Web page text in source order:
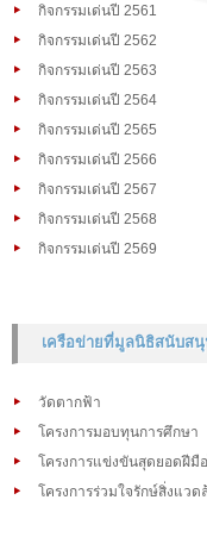
กิจกรรมเด่นปี 2561
กิจกรรมเด่นปี 2562
กิจกรรมเด่นปี 2563
กิจกรรมเด่นปี 2564
กิจกรรมเด่นปี 2565
กิจกรรมเด่นปี 2566
กิจกรรมเด่นปี 2567
กิจกรรมเด่นปี 2568
กิจกรรมเด่นปี 2569
เครือข่ายที่มูลนิธิสนับส
วัดตากฟ้า
โครงการมอบทุนการศึกษา
โครงการแข่งขันสุดยอดฝีมื
โครงการร่วมใจรักษ์สิ่งแวด